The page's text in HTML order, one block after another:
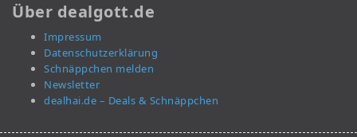
Über dealgott.de
Impressum
Datenschutzerklärung
Schnäppchen melden
Newsletter
dealhai.de – Deals & Schnäppchen